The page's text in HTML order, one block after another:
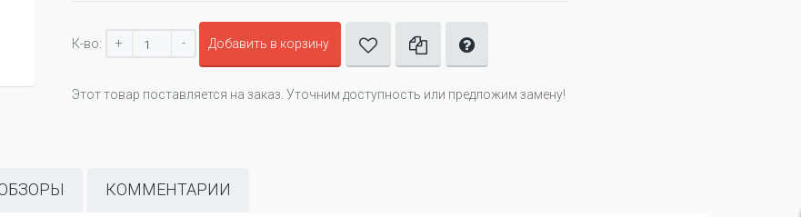
К-во: + - Добавить в корзину
Этот товар поставляется на заказ. Уточним доступность или предложим замену!
КОММЕНТАРИИ